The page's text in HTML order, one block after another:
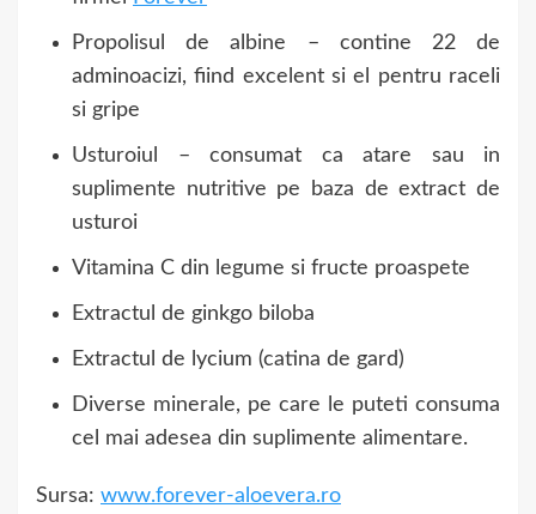
Propolisul de albine – contine 22 de
adminoacizi, fiind excelent si el pentru raceli
si gripe
Usturoiul – consumat ca atare sau in
suplimente nutritive pe baza de extract de
usturoi
Vitamina C din legume si fructe proaspete
Extractul de ginkgo biloba
Extractul de lycium (catina de gard)
Diverse minerale, pe care le puteti consuma
cel mai adesea din suplimente alimentare.
Sursa: www.forever-aloevera.ro